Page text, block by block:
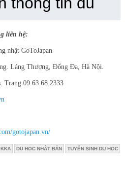
liên hệ:
nhật GoToJapan
Láng Thượng, Đống Đa, Hà Nội.
Trang 09.63.68.2333
gotojapan.vn/
DU HỌC NHẬT BẢN TUYỂN SINH DU HỌC